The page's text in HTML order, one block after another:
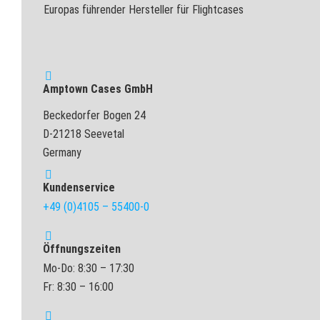
Europas führender Hersteller für Flightcases
Amptown Cases GmbH
Beckedorfer Bogen 24
D-21218 Seevetal
Germany
Kundenservice
+49 (0)4105 – 55400-0
Öffnungszeiten
Mo-Do: 8:30 – 17:30
Fr: 8:30 – 16:00